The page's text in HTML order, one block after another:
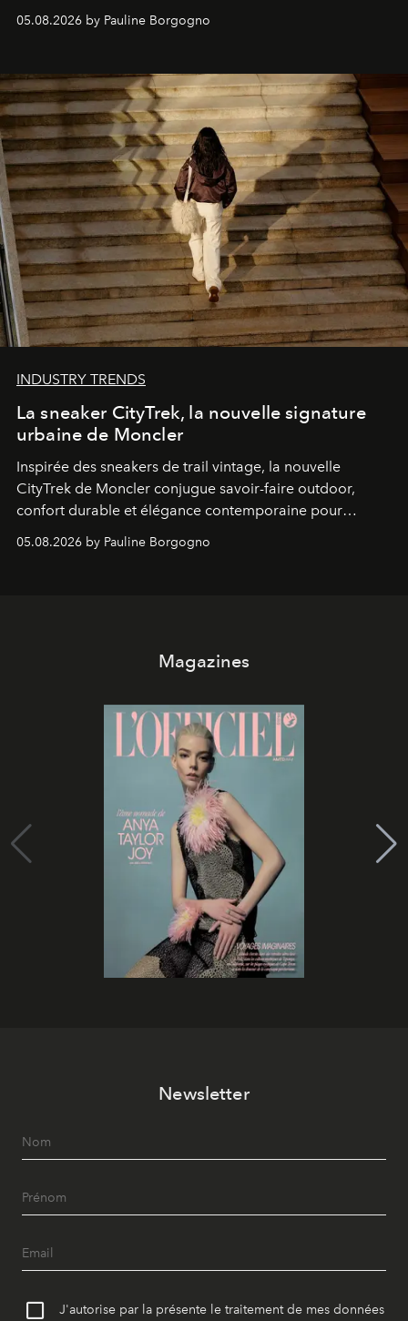
personnages continuent de susciter une ferveur intacte.
05.08.2026 by Pauline Borgogno
INDUSTRY TRENDS
La sneaker CityTrek, la nouvelle signature
urbaine de Moncler
Inspirée des sneakers de trail vintage, la nouvelle
CityTrek de Moncler conjugue savoir-faire outdoor,
confort durable et élégance contemporaine pour
accompagner les explorations du quotidien.
05.08.2026 by Pauline Borgogno
Magazines
Newsletter
J'autorise par la présente le traitement de mes données